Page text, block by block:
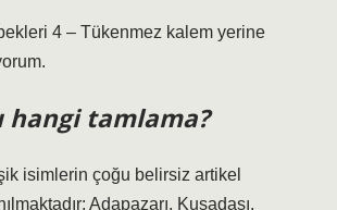
4 – Tükenmez kalem yerine
hangi tamlama?
isimlerin çoğu belirsiz artikel
Adapazarı, Kuşadası,